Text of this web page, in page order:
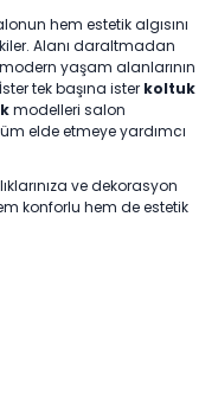
hem estetik algısını
Alanı daraltmadan
yaşam alanlarının
tek başına ister koltuk
modelleri salon
elde etmeye yardımcı
ve dekorasyon
konforlu hem de estetik